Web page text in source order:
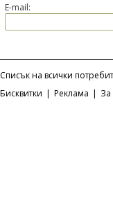
E-mail:
Списък на всички
Бисквитки | Реклама | За